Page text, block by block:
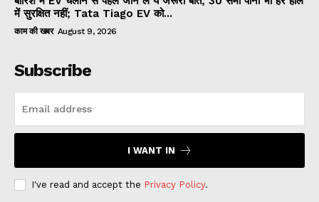
में सुरक्षित नहीं; Tata Tiago EV को...
काम की खबर August 9, 2026
Subscribe
I WANT IN
I've read and accept the Privacy Policy.